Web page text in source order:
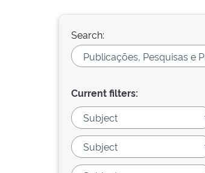
Search:
Current filters: